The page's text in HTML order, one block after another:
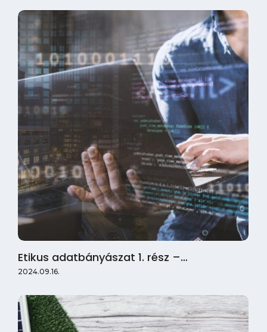
Etikus adatbányászat 1. rész –…
2024.09.16.